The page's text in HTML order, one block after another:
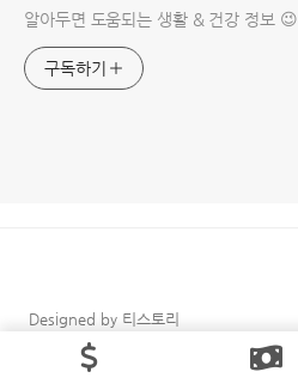
알아두면 도움되는 생활 & 건강 정보 😉
구독하기
Designed by 티스토리
© Daum Corp.